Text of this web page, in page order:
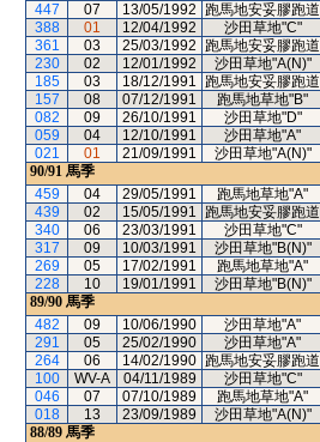
447
07 13/05/1992 跑馬地安妥膠跑道
388
01 12/04/1992 沙田草地"C"
361
03 25/03/1992 跑馬地安妥膠跑道
230
02 12/01/1992 沙田草地"A(N)"
185
03 18/12/1991 跑馬地安妥膠跑道
157
08 07/12/1991 跑馬地草地"B"
082
09 26/10/1991 沙田草地"D"
059
04 12/10/1991 沙田草地"A"
021
01 21/09/1991 沙田草地"A(N)"
90/91 馬季
459
04 29/05/1991 跑馬地草地"A"
439
02 15/05/1991 跑馬地安妥膠跑道
340
06 23/03/1991 沙田草地"C"
317
09 10/03/1991 沙田草地"B(N)"
269
05 17/02/1991 跑馬地草地"A"
228
10 19/01/1991 沙田草地"B(N)"
89/90 馬季
482
09 10/06/1990 沙田草地"A"
291
05 25/02/1990 沙田草地"A"
264
06 14/02/1990 跑馬地安妥膠跑道
100
WV-A 04/11/1989 沙田草地"C"
046
07 07/10/1989 跑馬地草地"A"
018
13 23/09/1989 沙田草地"A(N)"
88/89 馬季